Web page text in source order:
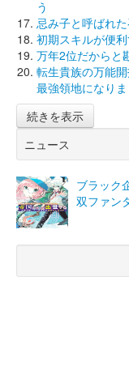
う
忌み子と呼ばれ
初期スキルが便
万年2位だからと
転生貴族の万能
最強領地になりま
続きを表示
ニュース
ブラック
双ファン